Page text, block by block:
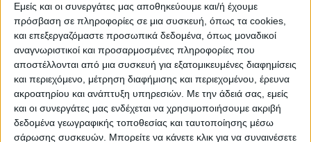
Εμείς και οι συνεργάτες μας αποθηκεύουμε και/ή έχουμε
πρόσβαση σε πληροφορίες σε μια συσκευή, όπως τα cookies,
και επεξεργαζόμαστε προσωπικά δεδομένα, όπως μοναδικοί
αναγνωριστικοί και προσαρμοσμένες πληροφορίες που
αποστέλλονται από μια συσκευή για εξατομικευμένες διαφημίσεις
και περιεχόμενο, μέτρηση διαφήμισης και περιεχομένου, έρευνα
ακροατηρίου και ανάπτυξη υπηρεσιών. Με την άδειά σας, εμείς
και οι συνεργάτες μας ενδέχεται να χρησιμοποιήσουμε ακριβή
δεδομένα γεωγραφικής τοποθεσίας και ταυτοποίησης μέσω
σάρωσης συσκευών. Μπορείτε να κάνετε κλικ για να συναινέσετε
πλησιάσει την κορυφή η ΑΣΑ,
ισόπαλη στα Γιάννινα (0-0)
εκλογών του Συλλόγου
Πολυτέκνων Καρδίτσας